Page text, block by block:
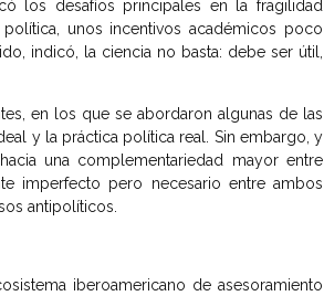
los desafíos principales en la fragilidad
unos incentivos académicos poco
indicó, la ciencia no basta: debe ser útil,
en los que se abordaron algunas de las
y la práctica política real. Sin embargo, y
una complementariedad mayor entre
imperfecto pero necesario entre ambos
antipolíticos.
iberoamericano de asesoramiento